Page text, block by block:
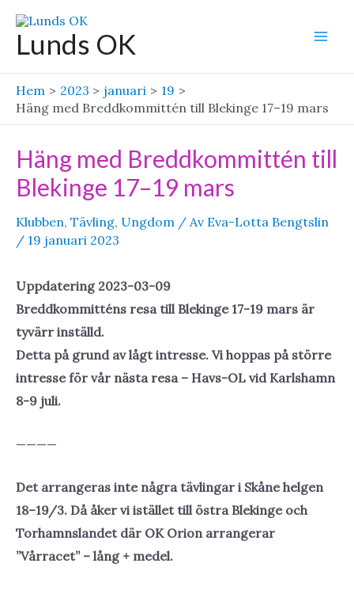
Hoppa
innehåll
Lunds OK
Hem 2023 januari
19
Häng med Breddkommittén till Blekinge 17–19 mars
Häng med Breddkommittén till
Blekinge 17–19 mars
Klubben, Tävling, Ungdom / Av Eva-Lotta Bengtslin
/ 19 januari 2023
Uppdatering 2023-03-09
Breddkommitténs resa till Blekinge 17-19 mars är
tyvärr inställd.
Detta på grund av lågt intresse. Vi hoppas på större
intresse för vår nästa resa – Havs-OL vid Karlshamn
8-9 juli.
————
Det arrangeras inte några tävlingar i Skåne helgen
18–19/3. Då åker vi istället till östra Blekinge och
Torhamnslandet där OK Orion arrangerar
”Vårracet” – lång + medel.